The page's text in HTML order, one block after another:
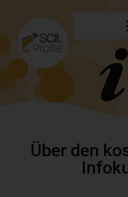
Über den